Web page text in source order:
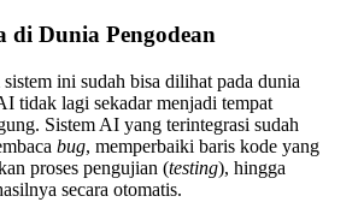
di Dunia Pengodean
ini sudah bisa dilihat pada dunia
tidak lagi sekadar menjadi tempat
Sistem AI yang terintegrasi sudah
bug, memperbaiki baris kode yang
proses pengujian (testing), hingga
secara otomatis.